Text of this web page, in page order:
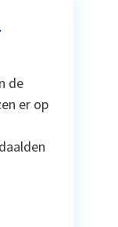
de
er op